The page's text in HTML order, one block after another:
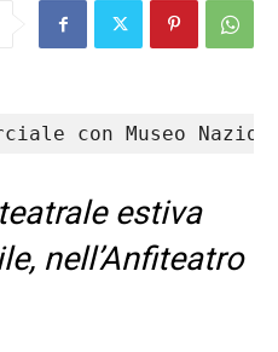
con Museo
estiva
nell’Anfiteatro